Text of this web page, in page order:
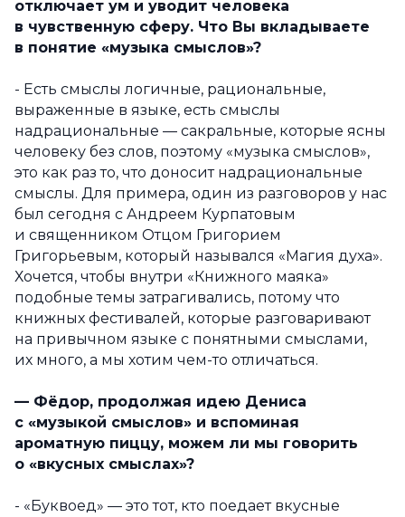
отключает ум и уводит человека
в чувственную сферу. Что Вы вкладываете
в понятие «музыка смыслов»?
- Есть смыслы логичные, рациональные,
выраженные в языке, есть смыслы
надрациональные — сакральные, которые ясны
человеку без слов, поэтому «музыка смыслов»,
это как раз то, что доносит надрациональные
смыслы. Для примера, один из разговоров у нас
был сегодня с Андреем Курпатовым
и священником Отцом Григорием
Григорьевым, который назывался «Магия духа».
Хочется, чтобы внутри «Книжного маяка»
подобные темы затрагивались, потому что
книжных фестивалей, которые разговаривают
на привычном языке с понятными смыслами,
их много, а мы хотим чем-то отличаться.
— Фёдор, продолжая идею Дениса
с «музыкой смыслов» и вспоминая
ароматную пиццу, можем ли мы говорить
о «вкусных смыслах»?
- «Буквоед» — это тот, кто поедает вкусные